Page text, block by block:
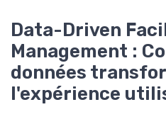
Data-Driven
Management :
données
l'expérience